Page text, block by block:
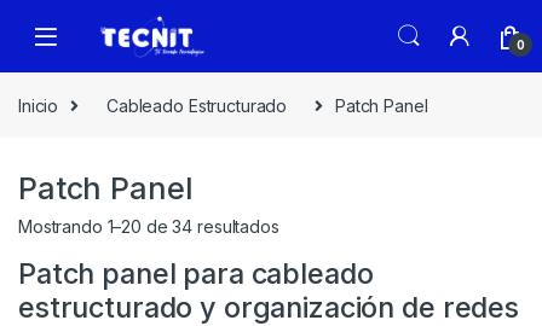
0
Inicio Cableado Estructurado Patch Panel
Patch Panel
Mostrando 1–20 de 34 resultados
Patch panel para cableado
estructurado y organización de redes